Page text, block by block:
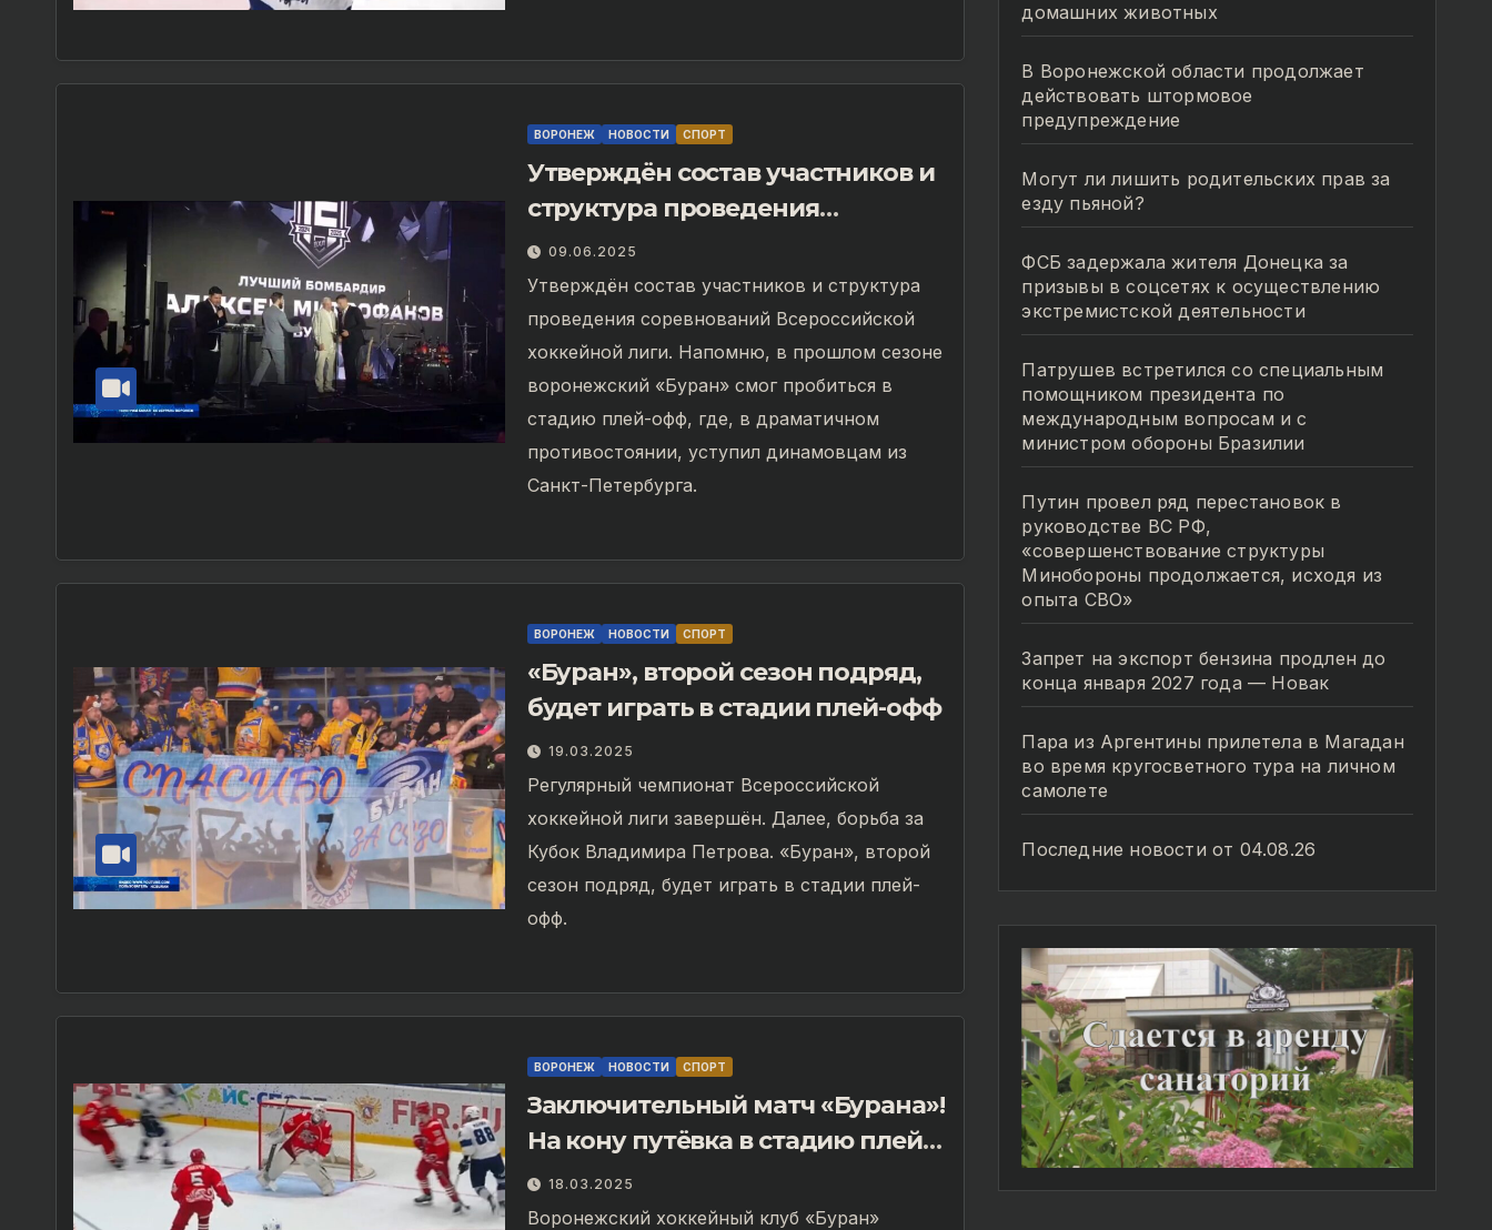
ВОРОНЕЖ НОВОСТИ СПОРТ
Утверждён состав участников и
структура проведения
соревнований Всероссийской
хоккейной лиги
09.06.2025
Утверждён состав участников и структура
проведения соревнований Всероссийской
хоккейной лиги. Напомню, в прошлом сезоне
воронежский «Буран» смог пробиться в
стадию плей-офф, где, в драматичном
противостоянии, уступил динамовцам из
Санкт-Петербурга.
ВОРОНЕЖ НОВОСТИ СПОРТ
«Буран», второй сезон подряд,
будет играть в стадии плей-офф
19.03.2025
Регулярный чемпионат Всероссийской
хоккейной лиги завершён. Далее, борьба за
Кубок Владимира Петрова. «Буран», второй
сезон подряд, будет играть в стадии плей-
офф.
ВОРОНЕЖ НОВОСТИ СПОРТ
Заключительный матч «Бурана»!
На кону путёвка в стадию плей-
офф!
18.03.2025
Воронежский хоккейный клуб «Буран»
домашних животных
В Воронежской области продолжает
действовать штормовое
предупреждение
Могут ли лишить родительских прав за
езду пьяной?
ФСБ задержала жителя Донецка за
призывы в соцсетях к осуществлению
экстремистской деятельности
Патрушев встретился со специальным
помощником президента по
международным вопросам и с
министром обороны Бразилии
Путин провел ряд перестановок в
руководстве ВС РФ,
«совершенствование структуры
Минобороны продолжается, исходя из
опыта СВО»
Запрет на экспорт бензина продлен до
конца января 2027 года — Новак
Пара из Аргентины прилетела в Магадан
во время кругосветного тура на личном
самолете
Последние новости от 04.08.26